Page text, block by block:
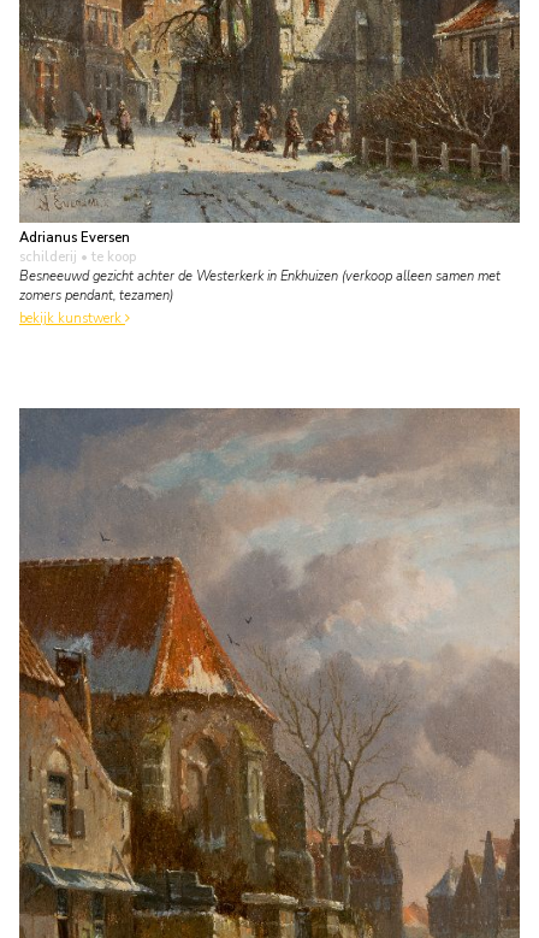
Adrianus Eversen
schilderij • te koop
Besneeuwd gezicht achter de Westerkerk in Enkhuizen (verkoop alleen samen met
zomers pendant, tezamen)
bekijk kunstwerk